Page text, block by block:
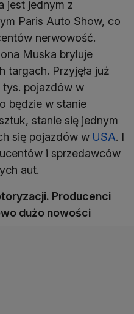
jest jednym z
Paris Auto Show, co
nerwowość.
Muska bryluje
targach. Przyjęła już
tys. pojazdów w
będzie w stanie
stanie się jednym
się pojazdów w USA. I
i sprzedawców
aut.
Producenci
dużo nowości